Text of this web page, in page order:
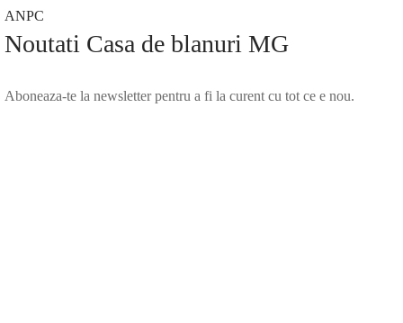
ANPC
Noutati Casa de blanuri MG
Aboneaza-te la newsletter pentru a fi la curent cu tot ce e nou.